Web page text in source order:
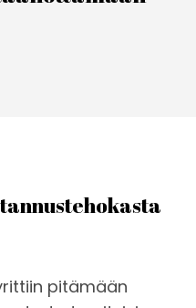
pitämään